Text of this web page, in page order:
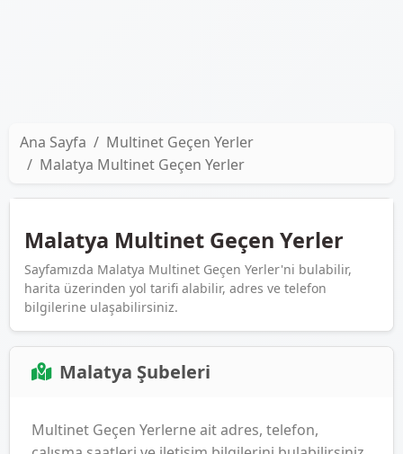
Ana Sayfa
Multinet Geçen Yerler
Malatya Multinet Geçen Yerler
Malatya Multinet Geçen Yerler
Sayfamızda Malatya Multinet Geçen Yerler'ni bulabilir,
harita üzerinden yol tarifi alabilir, adres ve telefon
bilgilerine ulaşabilirsiniz.
Malatya Şubeleri
Multinet Geçen Yerlerne ait adres, telefon,